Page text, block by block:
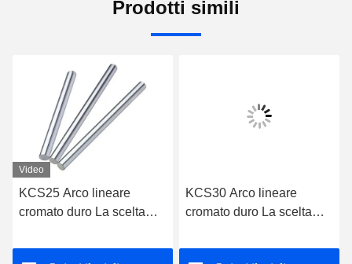
Prodotti simili
Video
KCS25 Arco lineare
cromato duro La scelta
applicazioni industriali
KCS30 Arco lineare
cromato duro La scelta
applicazioni industriali